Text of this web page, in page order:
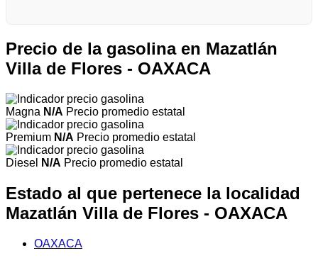
Precio de la gasolina en Mazatlán
Villa de Flores - OAXACA
Magna N/A Precio promedio estatal
Premium N/A Precio promedio estatal
Diesel N/A Precio promedio estatal
Estado al que pertenece la localidad
Mazatlán Villa de Flores - OAXACA
OAXACA